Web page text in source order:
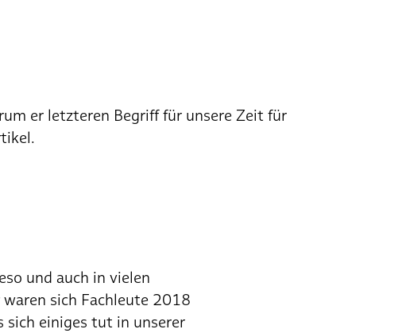
er letzteren Begriff für unsere Zeit für
und auch in vielen
waren sich Fachleute 2018
sich einiges tut in unserer